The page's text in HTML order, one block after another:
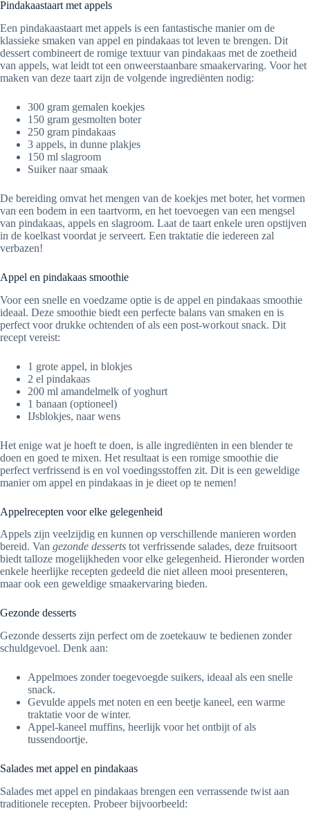
Pindakaastaart met appels
Een pindakaastaart met appels is een fantastische manier om de
klassieke smaken van appel en pindakaas tot leven te brengen. Dit
dessert combineert de romige textuur van pindakaas met de zoetheid
van appels, wat leidt tot een onweerstaanbare smaakervaring. Voor het
maken van deze taart zijn de volgende ingrediënten nodig:
300 gram gemalen koekjes
150 gram gesmolten boter
250 gram pindakaas
3 appels, in dunne plakjes
150 ml slagroom
Suiker naar smaak
De bereiding omvat het mengen van de koekjes met boter, het vormen
van een bodem in een taartvorm, en het toevoegen van een mengsel
van pindakaas, appels en slagroom. Laat de taart enkele uren opstijven
in de koelkast voordat je serveert. Een traktatie die iedereen zal
verbazen!
Appel en pindakaas smoothie
Voor een snelle en voedzame optie is de appel en pindakaas smoothie
ideaal. Deze smoothie biedt een perfecte balans van smaken en is
perfect voor drukke ochtenden of als een post-workout snack. Dit
recept vereist:
1 grote appel, in blokjes
2 el pindakaas
200 ml amandelmelk of yoghurt
1 banaan (optioneel)
IJsblokjes, naar wens
Het enige wat je hoeft te doen, is alle ingrediënten in een blender te
doen en goed te mixen. Het resultaat is een romige smoothie die
perfect verfrissend is en vol voedingsstoffen zit. Dit is een geweldige
manier om appel en pindakaas in je dieet op te nemen!
Appelrecepten voor elke gelegenheid
Appels zijn veelzijdig en kunnen op verschillende manieren worden
bereid. Van gezonde desserts tot verfrissende salades, deze fruitsoort
biedt talloze mogelijkheden voor elke gelegenheid. Hieronder worden
enkele heerlijke recepten gedeeld die niet alleen mooi presenteren,
maar ook een geweldige smaakervaring bieden.
Gezonde desserts
Gezonde desserts zijn perfect om de zoetekauw te bedienen zonder
schuldgevoel. Denk aan:
Appelmoes zonder toegevoegde suikers, ideaal als een snelle
snack.
Gevulde appels met noten en een beetje kaneel, een warme
traktatie voor de winter.
Appel-kaneel muffins, heerlijk voor het ontbijt of als
tussendoortje.
Salades met appel en pindakaas
Salades met appel en pindakaas brengen een verrassende twist aan
traditionele recepten. Probeer bijvoorbeeld: